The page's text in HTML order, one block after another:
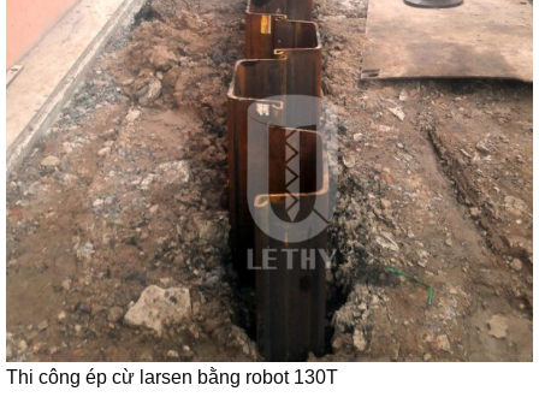
Thi công ép cừ larsen bằng robot 130T